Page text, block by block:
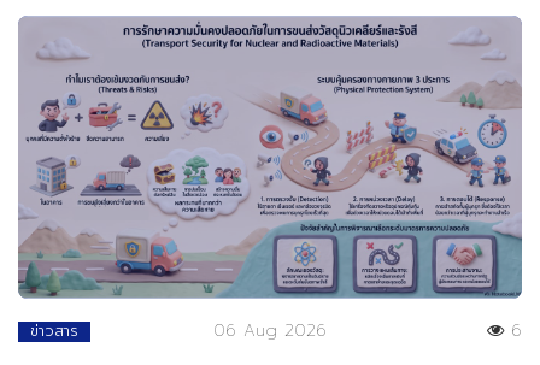
ข่าวสาร 06 Aug 2026 6